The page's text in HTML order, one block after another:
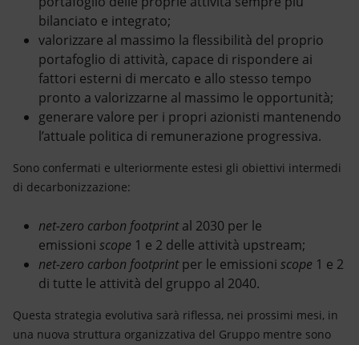
bilanciato e integrato;
valorizzare al massimo la flessibilità del proprio
portafoglio di attività, capace di rispondere ai
fattori esterni di mercato e allo stesso tempo
pronto a valorizzarne al massimo le opportunità;
generare valore per i propri azionisti mantenendo
l’attuale politica di remunerazione progressiva.
Sono confermati e ulteriormente estesi gli obiettivi intermedi
di decarbonizzazione:
net-zero carbon footprintal 2030 per le
emissioni scope 1 e 2 delle attività upstream;
net-zero carbon footprintper le emissioni scope 1 e 2
di tutte le attività del gruppo al 2040.
Questa strategia evolutiva sarà riflessa, nei prossimi mesi, in
una nuova struttura organizzativa del Gruppo mentre sono